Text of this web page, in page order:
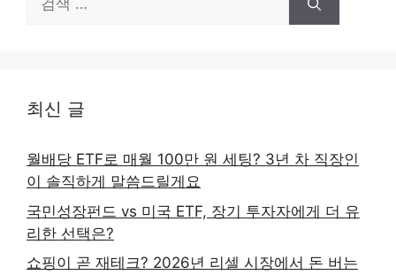
색:
최신 글
월배당 ETF로 매월 100만 원 세팅? 3년 차 직장인
이 솔직하게 말씀드릴게요
국민성장펀드 vs 미국 ETF, 장기 투자자에게 더 유
리한 선택은?
쇼핑이 곧 재테크? 2026년 리셀 시장에서 돈 버는